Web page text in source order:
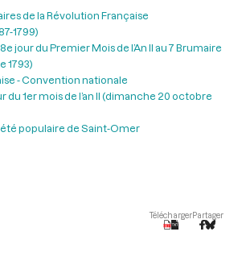
de la Révolution Française
1799)
jour du Premier Mois de l’An II au 7 Brumaire
1793)
- Convention nationale
du 1er mois de l’an II (dimanche 20 octobre
populaire de Saint-Omer
TéléchargerPartager